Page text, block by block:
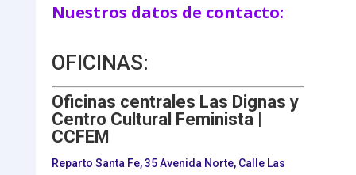
Nuestros datos de contacto:
OFICINAS:
Oficinas centrales Las Dignas y
Centro Cultural Feminista |
CCFEM
Reparto Santa Fe, 35 Avenida Norte, Calle Las